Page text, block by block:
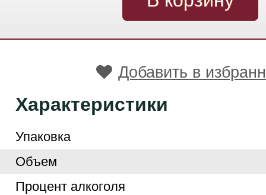
Добавить в
Характеристики
Упаковка
Объем
Процент алкоголя